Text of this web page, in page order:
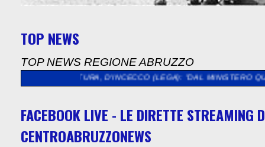
TOP NEWS
TOP NEWS REGIONE ABRUZZO
D'INCECCO (LEGA): "DAL MINISTERO QUASI 5 MILIONI DI
FACEBOOK LIVE - LE DIRETTE STREAMING
CENTROABRUZZONEWS